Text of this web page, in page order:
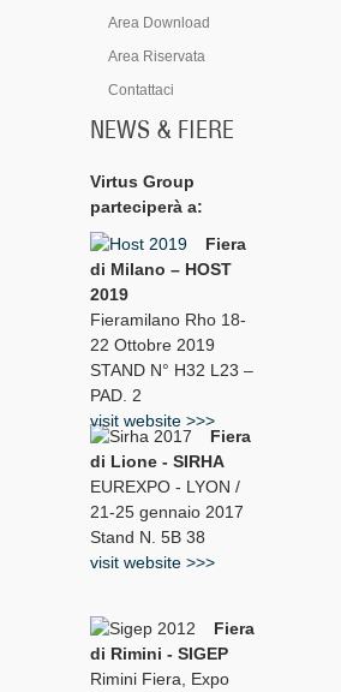
Area Download
Area Riservata
Contattaci
NEWS & FIERE
Virtus Group
parteciperà a:
Fiera
di Milano – HOST
2019
Fieramilano Rho 18-
22 Ottobre 2019
STAND N° H32 L23 –
PAD. 2
visit website >>>
Fiera
di Lione - SIRHA
EUREXPO - LYON /
21-25 gennaio 2017
Stand N. 5B 38
visit website >>>
Fiera
di Rimini - SIGEP
Rimini Fiera, Expo